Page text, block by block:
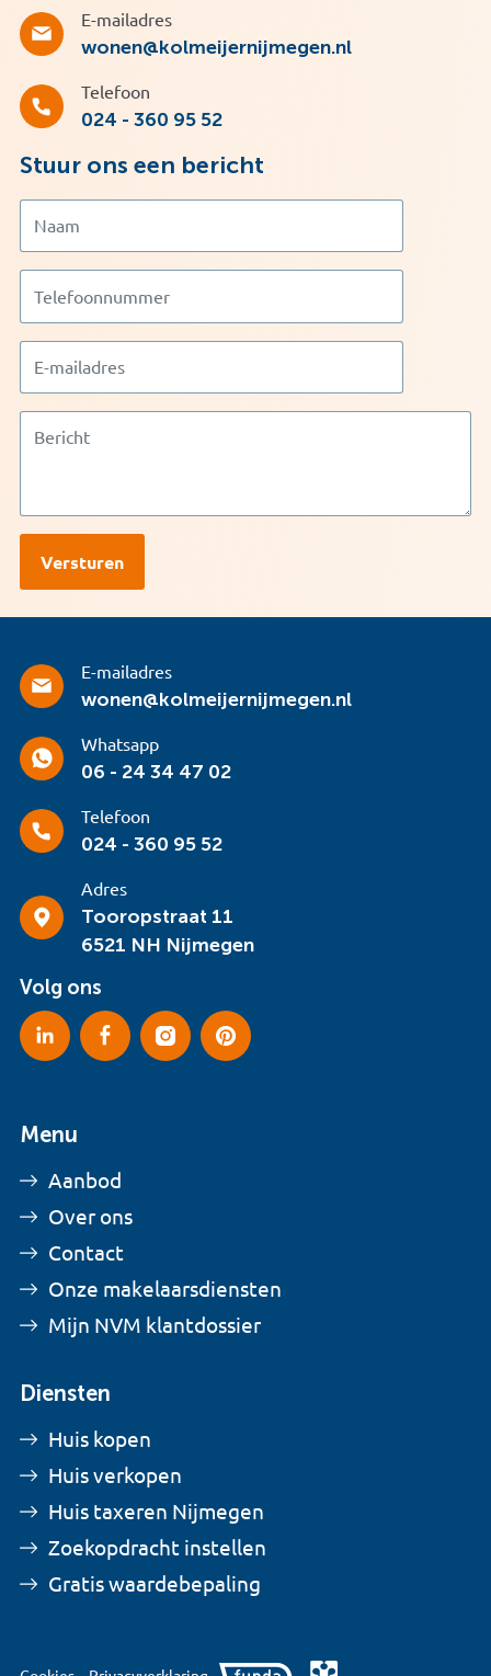
E-mailadres
wonen@kolmeijernijmegen.nl
Telefoon
024 - 360 95 52
Stuur ons een bericht
E-mailadres
wonen@kolmeijernijmegen.nl
Whatsapp
06 - 24 34 47 02
Telefoon
024 - 360 95 52
Adres
Tooropstraat 11
6521 NH Nijmegen
Volg ons
Menu
Aanbod
Over ons
Contact
Onze makelaarsdiensten
Mijn NVM klantdossier
Diensten
Huis kopen
Huis verkopen
Huis taxeren Nijmegen
Zoekopdracht instellen
Gratis waardebepaling